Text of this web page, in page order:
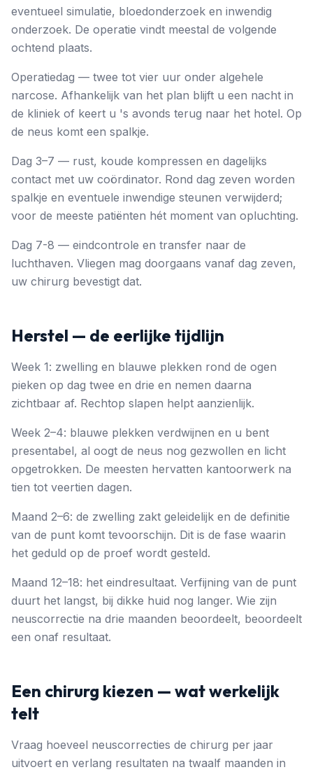
eventueel simulatie, bloedonderzoek en inwendig
onderzoek. De operatie vindt meestal de volgende
ochtend plaats.
Operatiedag — twee tot vier uur onder algehele
narcose. Afhankelijk van het plan blijft u een nacht in
de kliniek of keert u 's avonds terug naar het hotel. Op
de neus komt een spalkje.
Dag 3–7 — rust, koude kompressen en dagelijks
contact met uw coördinator. Rond dag zeven worden
spalkje en eventuele inwendige steunen verwijderd;
voor de meeste patiënten hét moment van opluchting.
Dag 7-8 — eindcontrole en transfer naar de
luchthaven. Vliegen mag doorgaans vanaf dag zeven,
uw chirurg bevestigt dat.
Herstel — de eerlijke tijdlijn
Week 1: zwelling en blauwe plekken rond de ogen
pieken op dag twee en drie en nemen daarna
zichtbaar af. Rechtop slapen helpt aanzienlijk.
Week 2–4: blauwe plekken verdwijnen en u bent
presentabel, al oogt de neus nog gezwollen en licht
opgetrokken. De meesten hervatten kantoorwerk na
tien tot veertien dagen.
Maand 2–6: de zwelling zakt geleidelijk en de definitie
van de punt komt tevoorschijn. Dit is de fase waarin
het geduld op de proef wordt gesteld.
Maand 12–18: het eindresultaat. Verfijning van de punt
duurt het langst, bij dikke huid nog langer. Wie zijn
neuscorrectie na drie maanden beoordeelt, beoordeelt
een onaf resultaat.
Een chirurg kiezen — wat werkelijk
telt
Vraag hoeveel neuscorrecties de chirurg per jaar
uitvoert en verlang resultaten na twaalf maanden in